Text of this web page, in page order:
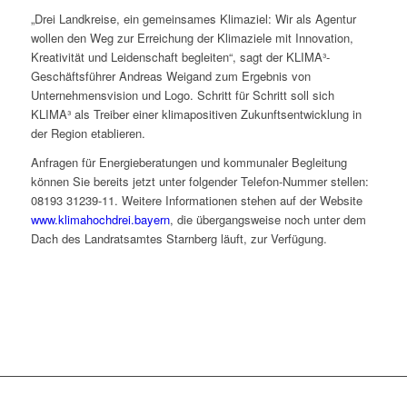
„Drei Landkreise, ein gemeinsames Klimaziel: Wir als Agentur
wollen den Weg zur Erreichung der Klimaziele mit Innovation,
Kreativität und Leidenschaft begleiten“, sagt der KLIMA³-
Geschäftsführer Andreas Weigand zum Ergebnis von
Unternehmensvision und Logo. Schritt für Schritt soll sich
KLIMA³ als Treiber einer klimapositiven Zukunftsentwicklung in
der Region etablieren.
Anfragen für Energieberatungen und kommunaler Begleitung
können Sie bereits jetzt unter folgender Telefon-Nummer stellen:
08193 31239-11. Weitere Informationen stehen auf der Website
www.klimahochdrei.bayern, die übergangsweise noch unter dem
Dach des Landratsamtes Starnberg läuft, zur Verfügung.